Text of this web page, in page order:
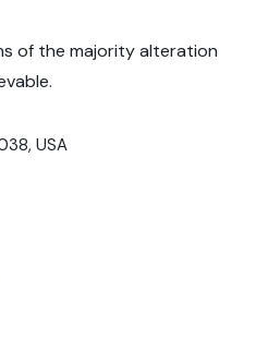
of the majority alteration
USA